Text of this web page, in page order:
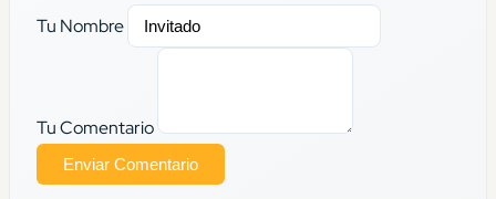
Tu Nombre
Tu Comentario
Enviar Comentario